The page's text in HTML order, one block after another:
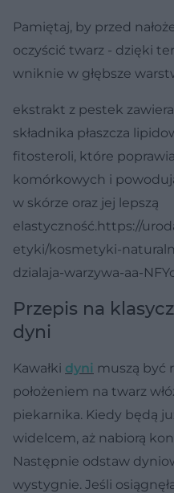
Pamiętaj, by przed
oczyścić twarz - dzięki
wniknie w głębsze
ekstrakt z pestek
składnika płaszcza
fitosteroli, które
komórkowych i
w skórze oraz jej lepszą
elastyczność.https://
etyki/kosmetyki-
dzialaja-warzywa-aa-
Przepis na
dyni
Kawałki dyni muszą być
położeniem na twarz
piekarnika. Kiedy będą
widelcem, aż nabiorą
Następnie odstaw
wystygnie. Jeśli